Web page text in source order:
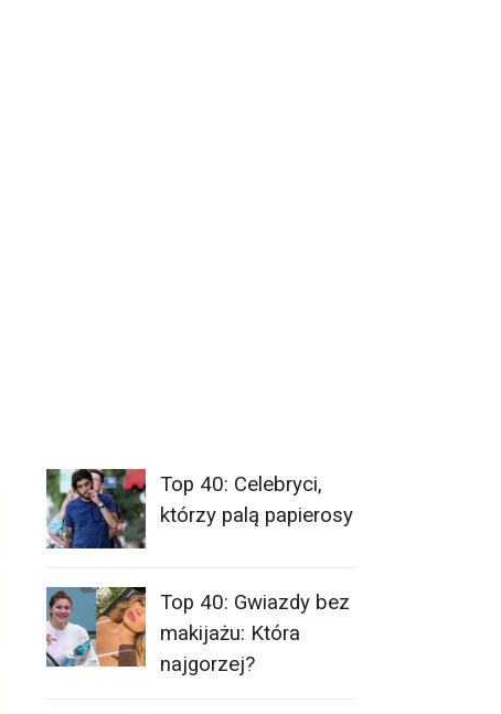
Top 40: Celebryci,
którzy palą papierosy
Top 40: Gwiazdy bez
makijażu: Która
najgorzej?